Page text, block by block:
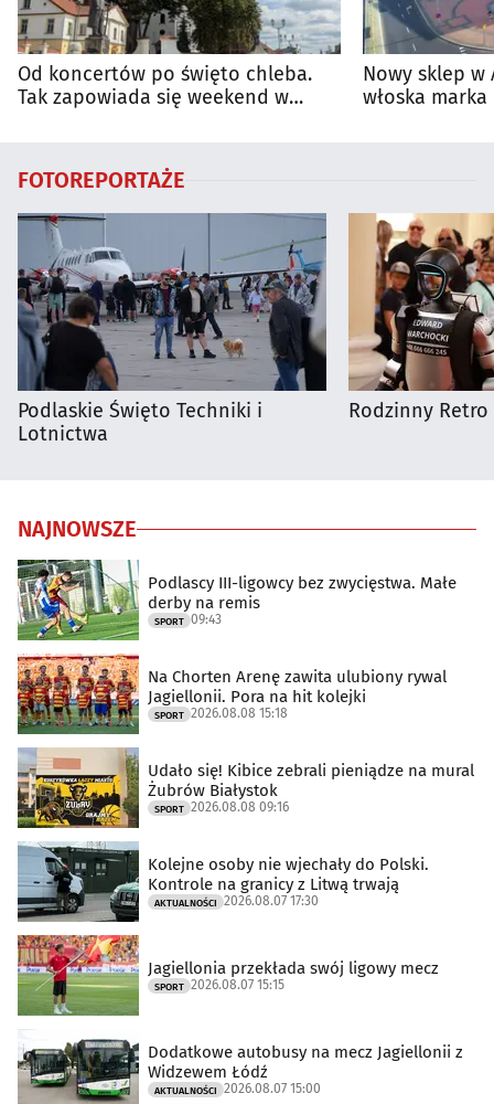
Od koncertów po święto chleba.
Tak zapowiada się weekend w
Nowy sklep w
włoska
FOTOREPORTAŻE
Podlaskie Święto Techniki i
Lotnictwa
Rodzinny Retro
NAJNOWSZE
Podlascy III-ligowcy bez zwycięstwa. Małe
derby na remis
SPORT 09:43
Na Chorten Arenę zawita ulubiony rywal
Jagiellonii. Pora na hit kolejki
SPORT 2026.08.08 15:18
Udało się! Kibice zebrali pieniądze na mural
Żubrów Białystok
SPORT 2026.08.08 09:16
Kolejne osoby nie wjechały do Polski.
Kontrole na granicy z Litwą trwają
AKTUALNOŚCI 2026.08.07 17:30
Jagiellonia przekłada swój ligowy mecz
SPORT 2026.08.07 15:15
Dodatkowe autobusy na mecz Jagiellonii z
Widzewem Łódź
AKTUALNOŚCI 2026.08.07 15:00